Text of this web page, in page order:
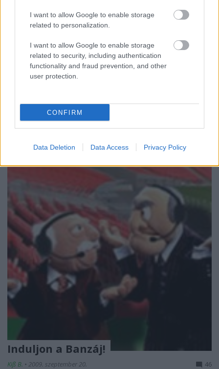
I want to allow Google to enable storage
related to personalization.
I want to allow Google to enable storage
related to security, including authentication
functionality and fraud prevention, and other
user protection.
CONFIRM
Data Deletion Data Access Privacy Policy
A mágnestábla villámkámbekje
Várhidi Péter az örök túlélő. Kezében mindig ott
feszít egy mágnestalpú gombfocibábú, és ha nem
figyelsz egy pillanatra, azonnal ott terem az
Vagy fiatalít. Várhidi Péter utóbbi hónapban mért
karriermintázata szintén nem…
Induljon a Banzáj!
Kiß B. • 2009. szeptember 20. 46